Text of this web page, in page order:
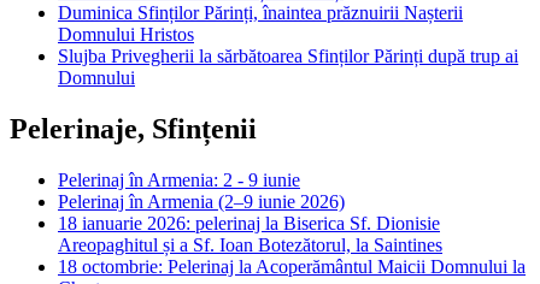
Duminica Sfinților Părinți, înaintea prăznuirii Nașterii
Domnului Hristos
Slujba Privegherii la sărbătoarea Sfinților Părinți după trup ai
Domnului
Pelerinaje, Sfințenii
Pelerinaj în Armenia: 2 - 9 iunie
Pelerinaj în Armenia (2–9 iunie 2026)
18 ianuarie 2026: pelerinaj la Biserica Sf. Dionisie
Areopaghitul și a Sf. Ioan Botezătorul, la Saintines
18 octombrie: Pelerinaj la Acoperământul Maicii Domnului la